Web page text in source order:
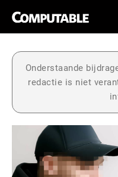
Onderstaande
redactie is niet